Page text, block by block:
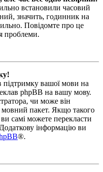
встановили часовий
значить, годинник на
Повідомте про це
проблеми.
підтримку вашої мови на
phpBB на вашу мову.
чи може він
пакет. Якщо такого
самі можете перекласти
інформацію ви
®.